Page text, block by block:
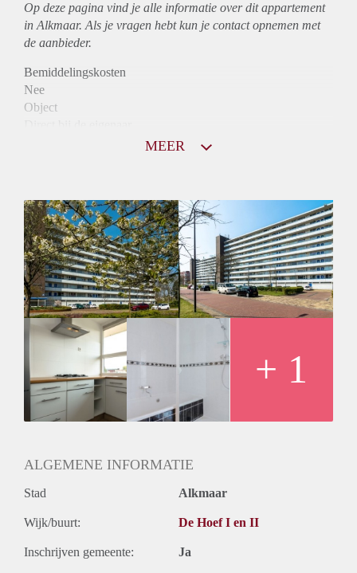
Op deze pagina vind je alle informatie over ditappartement
in Alkmaar. Als je vragen hebt kun je contact opnemen met
de aanbieder.
Bemiddelingskosten
Nee
Object
Huurtoeslag
Niet mogelijk
Inkomen eis
2,9 X Maandhuur Bruto
Huurtermijn
Onbepaalde termijn
Oplevering
Kaal
MEER
+ 1
ALGEMENE INFORMATIE
Stad Alkmaar
Wijk/buurt: De Hoef I en II
Inschrijven gemeente: Ja